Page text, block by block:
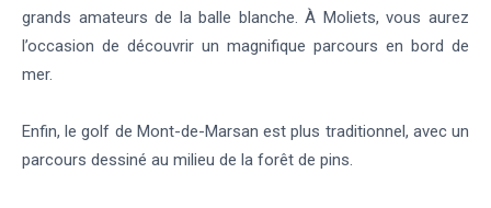
grands amateurs de la balle blanche. À Moliets, vous aurez
l’occasion de découvrir un magnifique parcours en bord de
mer.
Enfin, le golf de Mont-de-Marsan est plus traditionnel, avec un
parcours dessiné au milieu de la forêt de pins.